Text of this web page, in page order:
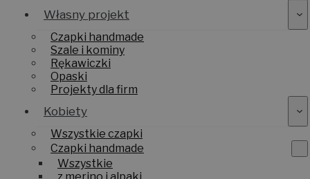
Własny projekt
Czapki handmade
Szale i kominy
Rękawiczki
Opaski
Projekty dla firm
Kobiety
Wszystkie czapki
Czapki handmade
Wszystkie